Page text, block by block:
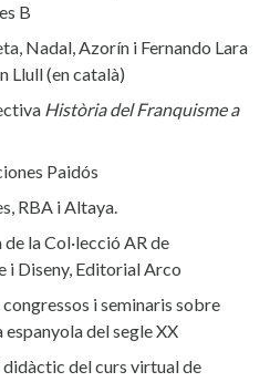
B
Nadal, Azorín i Fernando Lara
Llull (en català)
Història del Franquisme a
Paidós
RBA i Altaya.
la Col·lecció AR de
Diseny, Editorial Arco
i seminaris sobre
del segle XX
del curs virtual de